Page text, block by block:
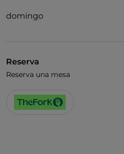
domingo
Reserva
Reserva una mesa